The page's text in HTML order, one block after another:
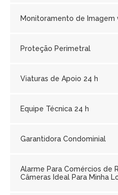
Monitoramento de Imagem
Proteção Perimetral
Viaturas de Apoio 24 h
Equipe Técnica 24 h
Garantidora Condominial
Alarme Para Comércios de
Câmeras Ideal Para Minha